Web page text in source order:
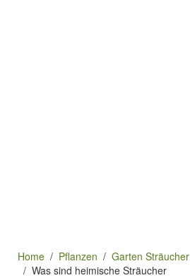
Home Pflanzen
Garten Sträucher
Was sind heimische Sträucher